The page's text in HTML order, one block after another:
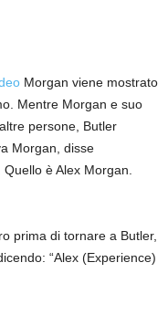
Morgan viene mostrato
Mentre Morgan e suo
persone, Butler
Morgan, disse
è Alex Morgan.
prima di tornare a Butler,
“Alex (Experience)